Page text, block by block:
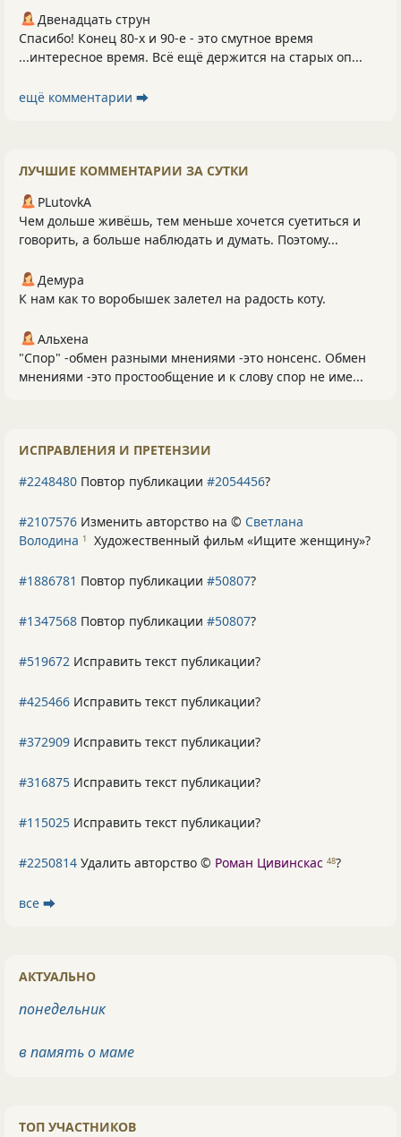
Двенадцать струн
Спасибо! Конец 80-х и 90-е - это смутное время
...интересное время. Всё ещё держится на старых оп...
ещё комментарии ⮕
ЛУЧШИЕ КОММЕНТАРИИ ЗА СУТКИ
PLutоvkА
Чем дольше живёшь, тем меньше хочется суетиться и
говорить, а больше наблюдать и думать. Поэтому...
Демура
К нам как то воробышек залетел на радость коту.
Альхена
"Спор" -обмен разными мнениями -это нонсенс. Обмен
мнениями -это простообщение и к слову спор не име...
ИСПРАВЛЕНИЯ И ПРЕТЕНЗИИ
#2248480 Повтор публикации #2054456?
#2107576 Изменить авторство на © Светлана
Володина 1 Художественный фильм «Ищите женщину»?
#1886781 Повтор публикации #50807?
#1347568 Повтор публикации #50807?
#519672 Исправить текст публикации?
#425466 Исправить текст публикации?
#372909 Исправить текст публикации?
#316875 Исправить текст публикации?
#115025 Исправить текст публикации?
#2250814 Удалить авторство © Роман Цивинскас 48?
все ⮕
АКТУАЛЬНО
понедельник
в память о маме
ТОП УЧАСТНИКОВ